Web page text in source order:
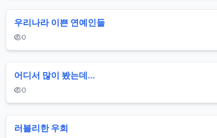
우리나라 이쁜 연예인들
0
어디서 많이 봤는데...
0
러블리한 우희